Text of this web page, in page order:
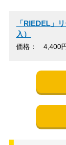
「RIEDEL
入）
価格： 4,400円